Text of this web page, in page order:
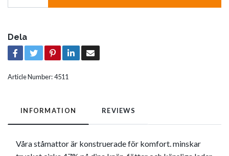
Dela
Article Number:4511
INFORMATION REVIEWS
Våra ståmattor är konstruerade för komfort. minskar